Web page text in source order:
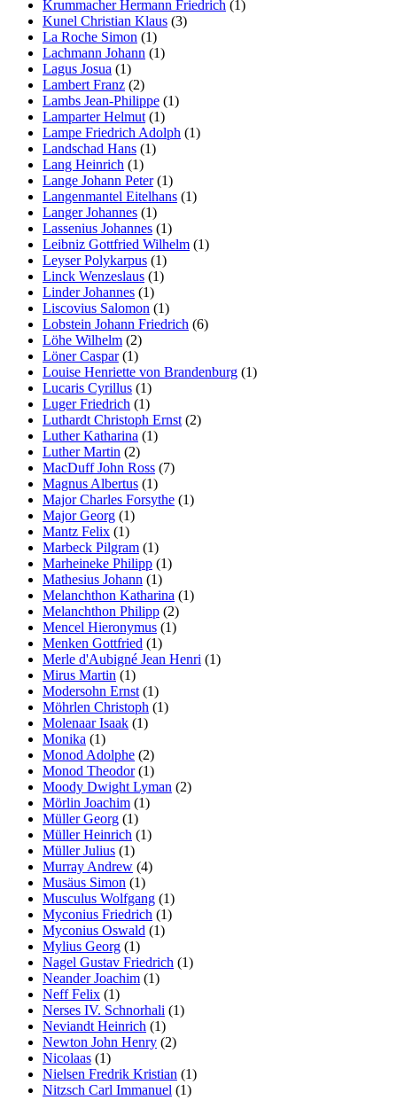
Krummacher Hermann Friedrich (1)
Kunel Christian Klaus (3)
La Roche Simon (1)
Lachmann Johann (1)
Lagus Josua (1)
Lambert Franz (2)
Lambs Jean-Philippe (1)
Lamparter Helmut (1)
Lampe Friedrich Adolph (1)
Landschad Hans (1)
Lang Heinrich (1)
Lange Johann Peter(1)
Langenmantel Eitelhans (1)
Langer Johannes (1)
Lassenius Johannes (1)
Leibniz Gottfried Wilhelm (1)
Leyser Polykarpus (1)
Linck Wenzeslaus (1)
Linder Johannes (1)
Liscovius Salomon (1)
Lobstein Johann Friedrich (6)
Löhe Wilhelm (2)
Löner Caspar(1)
Louise Henriette von Brandenburg (1)
Lucaris Cyrillus (1)
Luger Friedrich (1)
Luthardt Christoph Ernst (2)
Luther Katharina (1)
Luther Martin (2)
MacDuff John Ross (7)
Magnus Albertus (1)
Major Charles Forsythe (1)
Major Georg (1)
Mantz Felix (1)
Marbeck Pilgram (1)
Marheineke Philipp (1)
Mathesius Johann (1)
Melanchthon Katharina (1)
Melanchthon Philipp (2)
Mencel Hieronymus (1)
Menken Gottfried (1)
Merle d'Aubigné Jean Henri (1)
Mirus Martin (1)
Modersohn Ernst (1)
Möhrlen Christoph (1)
Molenaar Isaak (1)
Monika (1)
Monod Adolphe (2)
Monod Theodor(1)
Moody Dwight Lyman (2)
Mörlin Joachim (1)
Müller Georg (1)
Müller Heinrich (1)
Müller Julius (1)
Murray Andrew (4)
Musäus Simon (1)
Musculus Wolfgang (1)
Myconius Friedrich (1)
Myconius Oswald (1)
Mylius Georg (1)
Nagel Gustav Friedrich (1)
Neander Joachim (1)
Neff Felix (1)
Nerses IV. Schnorhali (1)
Neviandt Heinrich (1)
Newton John Henry (2)
Nicolaas (1)
Nielsen Fredrik Kristian (1)
Nitzsch Carl Immanuel (1)